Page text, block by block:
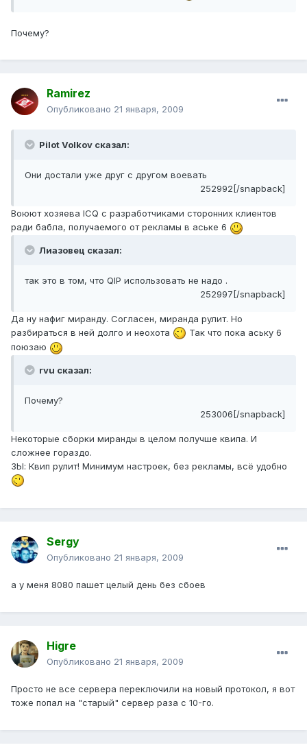
Почему?
Ramirez
Опубликовано 21 января, 2009
Pilot Volkov сказал:
Они достали уже друг с другом воевать
252992[/snapback]
Воюют хозяева ICQ с разработчиками сторонних клиентов
ради бабла, получаемого от рекламы в аське 6
Лиазовец сказал:
так это в том, что QIP использовать не надо .
252997[/snapback]
Да ну нафиг миранду. Согласен, миранда рулит. Но
разбираться в ней долго и неохота
Так что пока аську 6
поюзаю
rvu сказал:
Почему?
253006[/snapback]
Некоторые сборки миранды в целом получше квипа. И
сложнее гораздо.
ЗЫ: Квип рулит! Минимум настроек, без рекламы, всё удобно
Sergy
Опубликовано 21 января, 2009
а у меня 8080 пашет целый день без сбоев
Higre
Опубликовано 21 января, 2009
Просто не все сервера переключили на новый протокол, я вот
тоже попал на "старый" сервер раза с 10-го.